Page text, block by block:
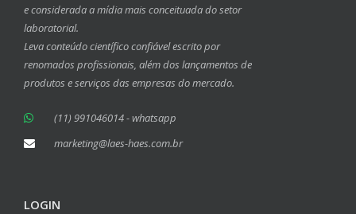
e considerada a mídia mais conceituada do setor
laboratorial.
Leva conteúdo científico confiável escrito por
renomados profissionais, além dos lançamentos de
produtos e serviços das empresas do mercado.
(11) 991046014 - whatsapp
marketing@laes-haes.com.br
LOGIN